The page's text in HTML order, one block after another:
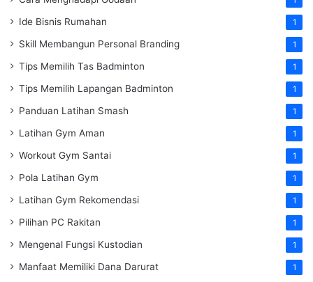
Ide Bisnis Rumahan 1
Skill Membangun Personal Branding 1
Tips Memilih Tas Badminton 1
Tips Memilih Lapangan Badminton 1
Panduan Latihan Smash 1
Latihan Gym Aman 1
Workout Gym Santai 1
Pola Latihan Gym 1
Latihan Gym Rekomendasi 1
Pilihan PC Rakitan 1
Mengenal Fungsi Kustodian 1
Manfaat Memiliki Dana Darurat 1